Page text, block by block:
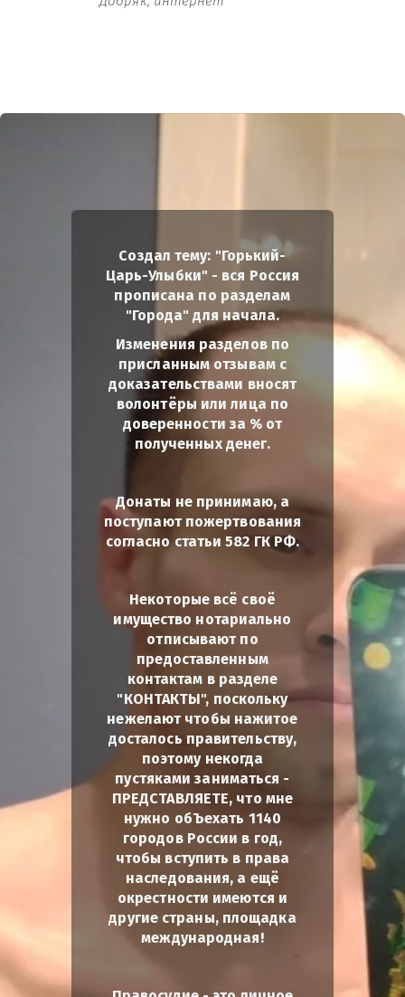
Создал тему: "Горький-
Царь-Улыбки" - вся Россия
прописана по разделам
"Города" для начала.
Изменения разделов по
присланным отзывам с
доказательствами вносят
волонтёры или лица по
доверенности за % от
полученных денег.
Донаты не принимаю, а
поступают пожертвования
согласно статьи 582 ГК РФ.
Некоторые всё своё
имущество нотариально
отписывают по
предоставленным
контактам в разделе
"КОНТАКТЫ", поскольку
нежелают чтобы нажитое
досталось правительству,
поэтому некогда
пустяками заниматься -
ПРЕДСТАВЛЯЕТЕ, что мне
нужно обЪехать 1140
городов России в год,
чтобы вступить в права
наследования, а ещё
окрестности имеются и
другие страны, площадка
международная!